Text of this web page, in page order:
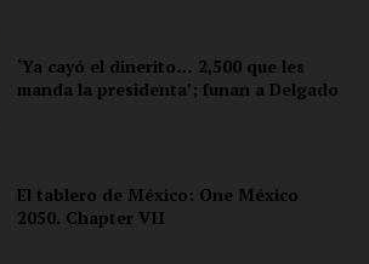
‘Ya cayó el dinerito… 2,500 que les
manda la presidenta’; funan a Delgado
El tablero de México: One México
2050. Chapter VII